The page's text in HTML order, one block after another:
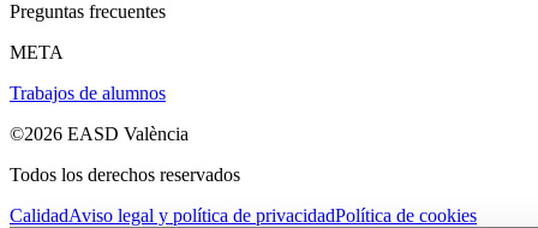
Preguntas frecuentes
META
Trabajos de alumnos
©2026 EASD València
Todos los derechos reservados
CalidadAviso legal y política de privacidadPolítica de cookies